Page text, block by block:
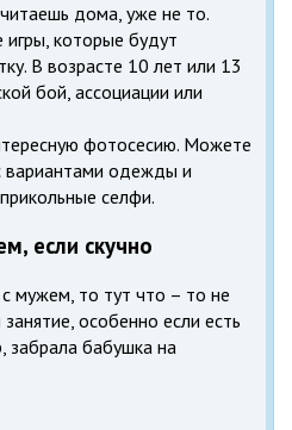
дома, уже не то.
игры, которые будут
В возрасте 10 лет или 13
бой, ассоциации или
фотосесию. Можете
вариантами одежды и
селфи.
если скучно
мужем, то тут что – то не
особенно если есть
забрала бабушка на